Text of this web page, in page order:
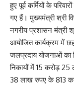
हुए पूर्व कर्मियों के
गए हैं। मुख्यमंत्री श्री
नगरीय प्रशासन मंत्री
आयोजित कार्यक्रम में
जलप्रदाय योजनाओं का
निकायों में 15 करोड़ 25
38 लाख रुपए के 813